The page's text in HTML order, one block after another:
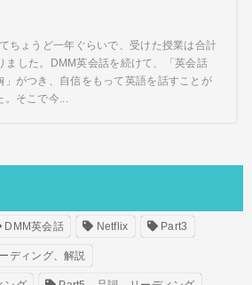
ちょうど一年ぐらいで、受けた授業は合計
ました。DMM英会話を続けて、「英会話
」がつき、自信をもって英語を話すことが
。そこで今...
DMM英会話 Netflix Part3
ディング、解説